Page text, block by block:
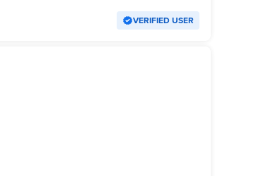
VERIFIED USER